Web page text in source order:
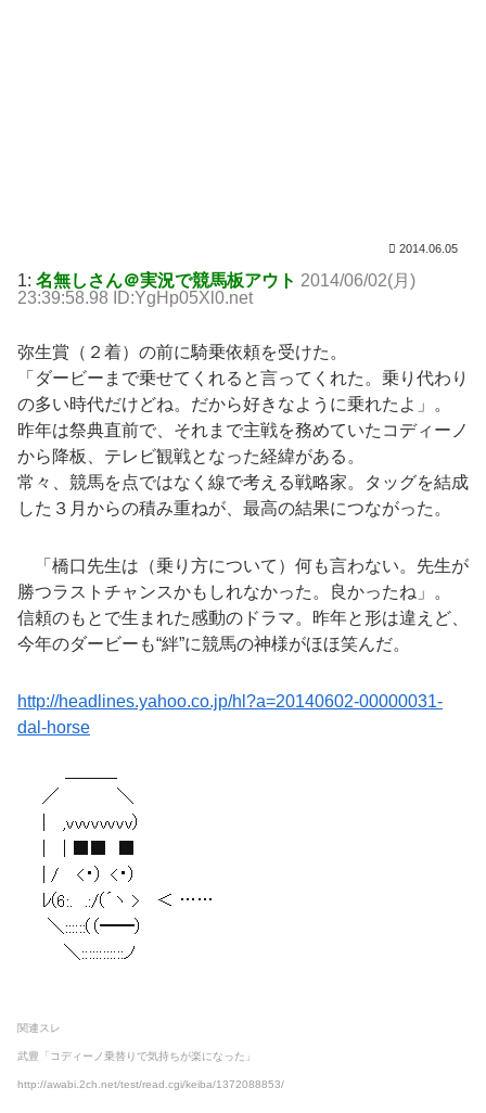
2014.06.05
1: 名無しさん＠実況で競馬板アウト 2014/06/02(月)
23:39:58.98 ID:YgHp05Xl0.net
弥生賞（２着）の前に騎乗依頼を受けた。
「ダービーまで乗せてくれると言ってくれた。乗り代わり
の多い時代だけどね。だから好きなように乗れたよ」。
昨年は祭典直前で、それまで主戦を務めていたコディーノ
から降板、テレビ観戦となった経緯がある。
常々、競馬を点ではなく線で考える戦略家。タッグを結成
した３月からの積み重ねが、最高の結果につながった。
「橋口先生は（乗り方について）何も言わない。先生が
勝つラストチャンスかもしれなかった。良かったね」。
信頼のもとで生まれた感動のドラマ。昨年と形は違えど、
今年のダービーも“絆”に競馬の神様がほほ笑んだ。
http://headlines.yahoo.co.jp/hl?a=20140602-00000031-
dal-horse
関連スレ
武豊「コディーノ乗替りで気持ちが楽になった」
http://awabi.2ch.net/test/read.cgi/keiba/1372088853/